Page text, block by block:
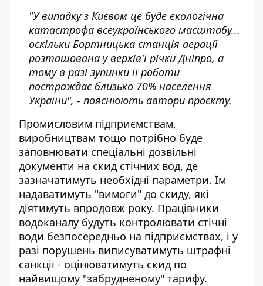
"У випадку з Києвом це буде екологічна
катастрофа всеукраїнського масштабу...
оскільки Бортницька станція аерації
розташована у верхів'ї річки Дніпро, а
тому в разі зупинки її роботи
постраждає близько 70% населення
України", - пояснюють автори проєкту.
Промисловим підприємствам,
виробництвам тощо потрібно буде
заповнювати спеціальні дозвільні
документи на скид стічних вод, де
зазначатимуть необхідні параметри. Їм
надаватимуть "вимоги" до скиду, які
діятимуть впродовж року. Працівники
водоканалу будуть контролювати стічні
води безпосередньо на підприємствах, і у
разі порушень виписуватимуть штрафні
санкції - оцінюватимуть скид по
найвищому "забрудненому" тарифу.